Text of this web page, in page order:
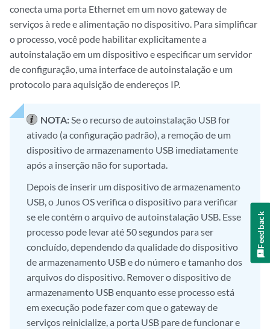
conecta uma porta Ethernet em um novo gateway de
serviços à rede e alimentação no dispositivo. Para simplificar
o processo, você pode habilitar explicitamente a
autoinstalação em um dispositivo e especificar um servidor
de configuração, uma interface de autoinstalação e um
protocolo para aquisição de endereços IP.
NOTA:Se o recurso de autoinstalação USB for
ativado (a configuração padrão), a remoção de um
dispositivo de armazenamento USB imediatamente
após a inserção não for suportada.
Depois de inserir um dispositivo de armazenamento
USB, o Junos OS verifica o dispositivo para verificar
se ele contém o arquivo de autoinstalação USB. Esse
processo pode levar até 50 segundos para ser
concluído, dependendo da qualidade do dispositivo
de armazenamento USB e do número e tamanho dos
arquivos do dispositivo. Remover o dispositivo de
armazenamento USB enquanto esse processo está
em execução pode fazer com que o gateway de
serviços reinicialize, a porta USB pare de funcionar e
Feedback